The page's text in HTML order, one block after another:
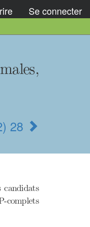
Se connecter
28
complets